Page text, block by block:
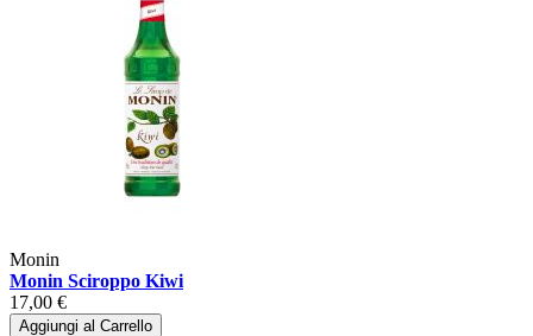
Monin
Monin Sciroppo Kiwi
17,00 €
Aggiungi al Carrello